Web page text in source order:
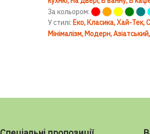
За кольором:
У стилі: Еко Класика Хай-Тек
Мінімалізм Модерн Азіатський